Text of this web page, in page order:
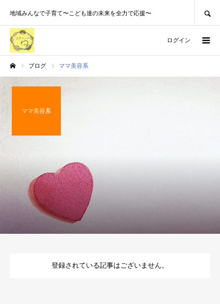
地域みんなで子育て〜こども達の未来を全力で応援〜
ログイン
ブログ ママ美容系
ママ美容系
登録されている記事はございません。